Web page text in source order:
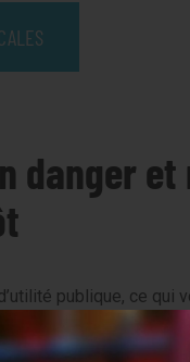
danger et
publique, ce